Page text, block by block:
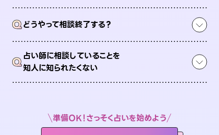
Qどうやって相談終了する？
Q占い師に相談していることを
知人に知られたくない
準備OK！さっそく占いを始めよう